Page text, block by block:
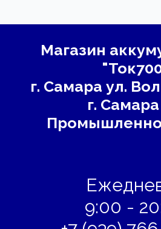
Магазин
г. Самара ул.
г.
9:00 -